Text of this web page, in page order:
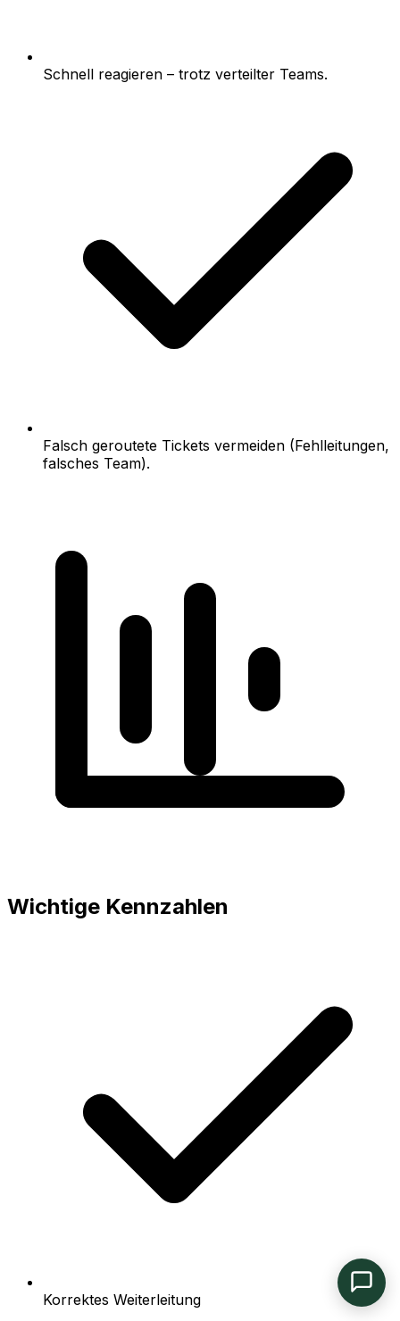
Schnell reagieren – trotz verteilter Teams.
Falsch geroutete Tickets vermeiden (Fehlleitungen,
falsches Team).
Wichtige Kennzahlen
Korrektes Weiterleitung